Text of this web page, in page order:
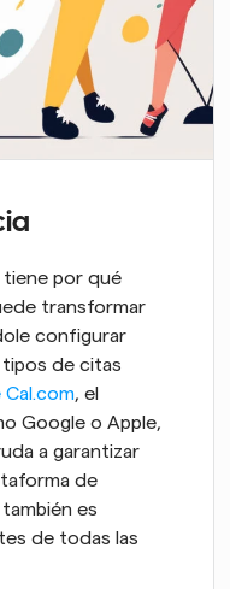
tiene por qué
transformar
configurar
de citas
Cal.com, el
Google o Apple,
a garantizar
de
es
de todas las